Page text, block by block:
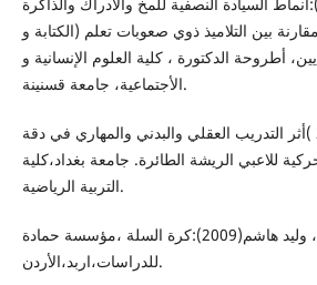
بين التلاميذ ذوي صعوبات تعلم (الكتابة و
أطروحة الدكتورة ، كلية العلوم الإنسانية و
الأجتماعية، جامعة قسنينة.
كزاز،مازن هادي:( 2007 )أثر التدريب العقلي والبدني والمهاري في دقة
للاعبي الريشة الطائرة. جامعة بغداد،كلية
التربية الرياضية.
مارديني، وليد هاشم(2009):كرة السلة ،مؤسسة حمادة
للدراسات،اربد،الأردن.